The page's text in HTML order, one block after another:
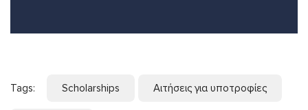
Tags: Scholarships Αιτήσεις για υποτροφίες